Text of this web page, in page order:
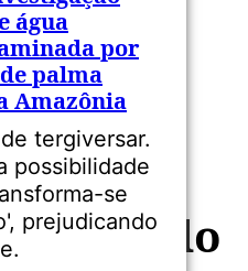
do ar
água
por
palma
Amazônia
tergiversar.
possibilidade
se
prejudicando